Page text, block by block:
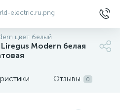
цвет белый
Modern белая
Отзывы 0